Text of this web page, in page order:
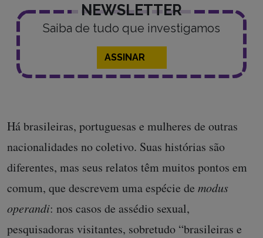
NEWSLETTER
Saiba de tudo que investigamos
ASSINAR
Há brasileiras, portuguesas e mulheres de outras
nacionalidades no coletivo. Suas histórias são
diferentes, mas seus relatos têm muitos pontos em
comum, que descrevem uma espécie de modus
operandi: nos casos de assédio sexual,
pesquisadoras visitantes, sobretudo “brasileiras e